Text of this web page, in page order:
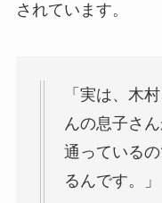
されています。
「実は、木
んの息子さ
通っている
るんです。